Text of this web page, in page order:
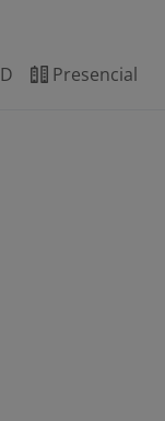
Presencial